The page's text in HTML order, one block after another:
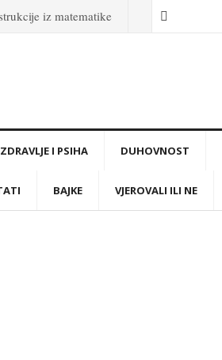
iz matematike
ZDRAVLJE I PSIHA DUHOVNOST
BAJKE VJEROVALI ILI NE